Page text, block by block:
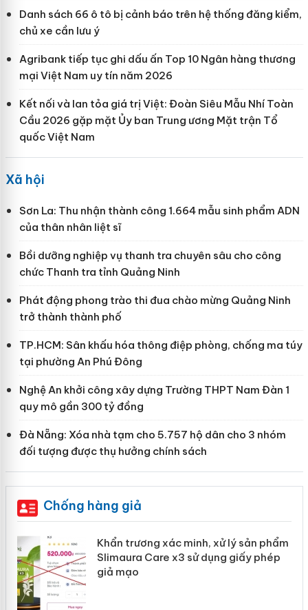
Danh sách 66 ô tô bị cảnh báo trên hệ thống đăng kiểm,
chủ xe cần lưu ý
Agribank tiếp tục ghi dấu ấn Top 10 Ngân hàng thương
mại Việt Nam uy tín năm 2026
Kết nối và lan tỏa giá trị Việt: Đoàn Siêu Mẫu Nhí Toàn
Cầu 2026 gặp mặt Ủy ban Trung ương Mặt trận Tổ
quốc Việt Nam
Xã hội
Sơn La: Thu nhận thành công 1.664 mẫu sinh phẩm ADN
của thân nhân liệt sĩ
Bồi dưỡng nghiệp vụ thanh tra chuyên sâu cho công
chức Thanh tra tỉnh Quảng Ninh
Phát động phong trào thi đua chào mừng Quảng Ninh
trở thành thành phố
TP.HCM: Sân khấu hóa thông điệp phòng, chống ma túy
tại phường An Phú Đông
Nghệ An khởi công xây dựng Trường THPT Nam Đàn 1
quy mô gần 300 tỷ đồng
Đà Nẵng: Xóa nhà tạm cho 5.757 hộ dân cho 3 nhóm
đối tượng được thụ hưởng chính sách
Chống hàng giả
Khẩn trương xác minh, xử lý sản phẩm
Slimaura Care x3 sử dụng giấy phép
giả mạo